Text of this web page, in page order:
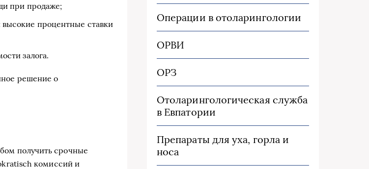
при продаже;
процентные ставки
залога.
решение о
получить срочные
комиссий и
Операции в отоларингологии
ОРВИ
ОРЗ
Отоларингологическая служба
в Евпатории
Препараты для уха, горла и
носа